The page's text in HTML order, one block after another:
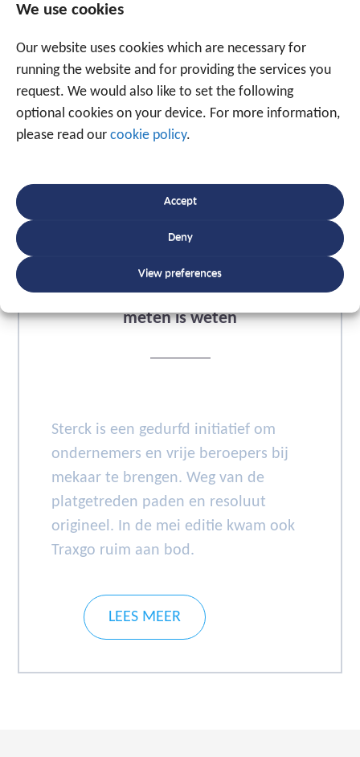
We use cookies
Our website uses cookies which are necessary for
running the website and for providing the services you
request. We would also like to set the following
optional cookies on your device. For more information,
please read our cookie policy.
Accept
Deny
View preferences
Gelezen in Sterck Magazine:
meten is weten
Sterck is een gedurfd initiatief om
ondernemers en vrije beroepers bij
mekaar te brengen. Weg van de
platgetreden paden en resoluut
origineel. In de mei editie kwam ook
Traxgo ruim aan bod.
LEES MEER